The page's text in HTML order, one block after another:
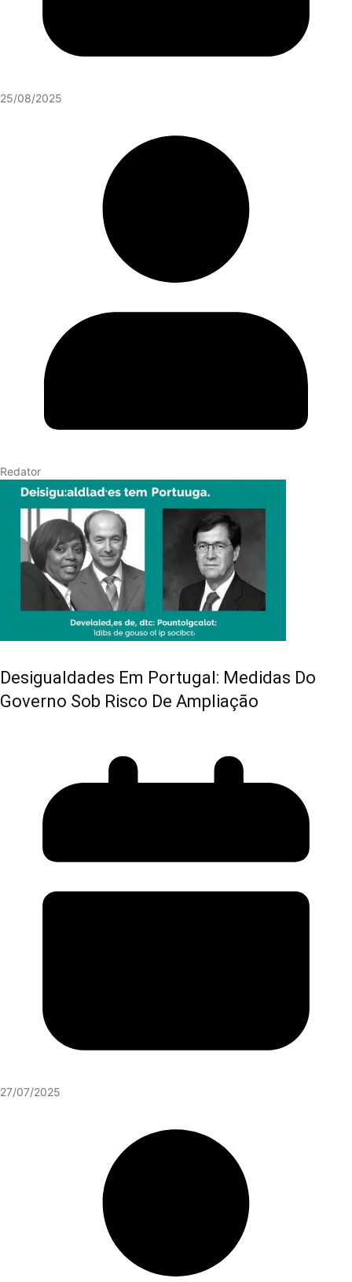
25/08/2025
Redator
Desigualdades Em Portugal: Medidas Do
Governo Sob Risco De Ampliação
27/07/2025